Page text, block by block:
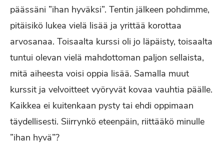
päässäni ”ihan hyväksi”. Tentin jälkeen pohdimme,
pitäisikö lukea vielä lisää ja yrittää korottaa
arvosanaa. Toisaalta kurssi oli jo läpäisty, toisaalta
tuntui olevan vielä mahdottoman paljon sellaista,
mitä aiheesta voisi oppia lisää. Samalla muut
kurssit ja velvoitteet vyöryvät kovaa vauhtia päälle.
Kaikkea ei kuitenkaan pysty tai ehdi oppimaan
täydellisesti. Siirrynkö eteenpäin, riittääkö minulle
”ihan hyvä”?